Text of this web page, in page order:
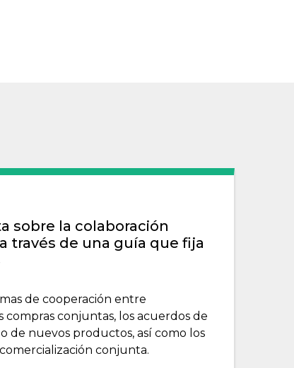
sobre la colaboración
través de una guía que fija
de cooperación entre
compras conjuntas, los acuerdos de
de nuevos productos, así como los
conjunta.